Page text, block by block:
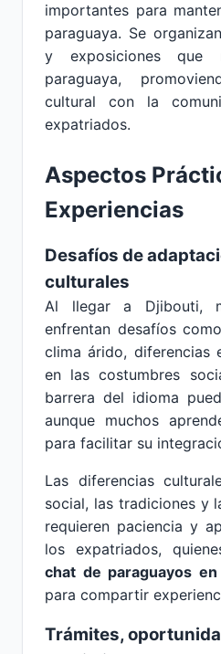
importantes para
paraguaya. Se
y exposiciones que
paraguaya,
cultural con la
expatriados.
Aspectos
Experiencias
Desafíos de
culturales
Al llegar a Djibouti,
enfrentan desafíos
clima árido, diferencias
en las costumbres
barrera del idioma
aunque muchos
para facilitar su
Las diferencias
social, las tradiciones y
requieren paciencia y
los expatriados,
chat de paraguayos
para compartir
Trámites,